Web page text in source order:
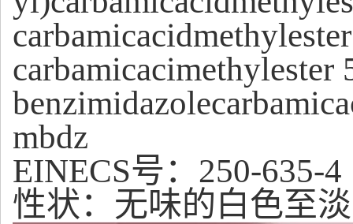
carbamicacimethylester
mbdz
EINECS号：250-635-4
性状：无味的白色至